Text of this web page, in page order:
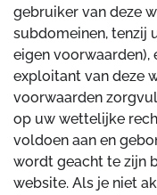
gebruiker van deze
subdomeinen, tenzij
eigen voorwaarden),
exploitant van deze
voorwaarden
op uw wettelijke
voldoen aan en
wordt geacht te zijn
website. Als je niet